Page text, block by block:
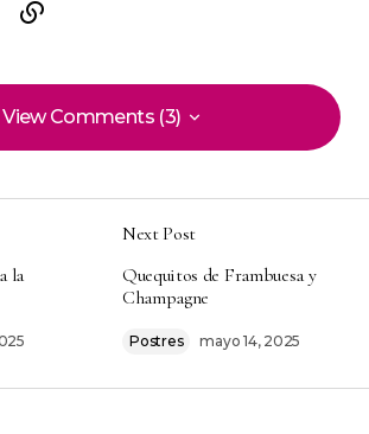
View Comments (3)
View Comments (3)
impecables esta de
Puerco en Salsa de
le agregué un toque de
de lujo.
7:19 pm
la
Next Post
Quequitos de Frambuesa y
Champagne
Postres mayo 14, 2025